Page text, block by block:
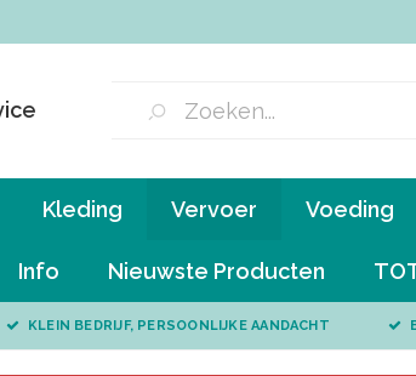
Kleding Vervoer Voeding
Info Nieuwste Producten
KLEIN BEDRIJF, PERSOONLIJKE AANDACHT